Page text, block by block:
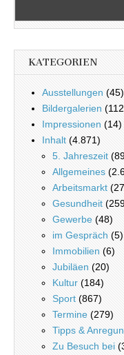
KATEGORIEN
Ausstellungen (45)
Bildergalerien
Impressionen (14)
Inhalt (4.871)
5. Jahreszeit
Allgemeines
Arbeitsmarkt
Gesundheit
Gewerbe (48)
im Gespräch (5)
Immobilien (6)
Jubiläen (20)
Kultur (184)
Sport (867)
Termine (279)
Tipps &
Zu Besuch bei